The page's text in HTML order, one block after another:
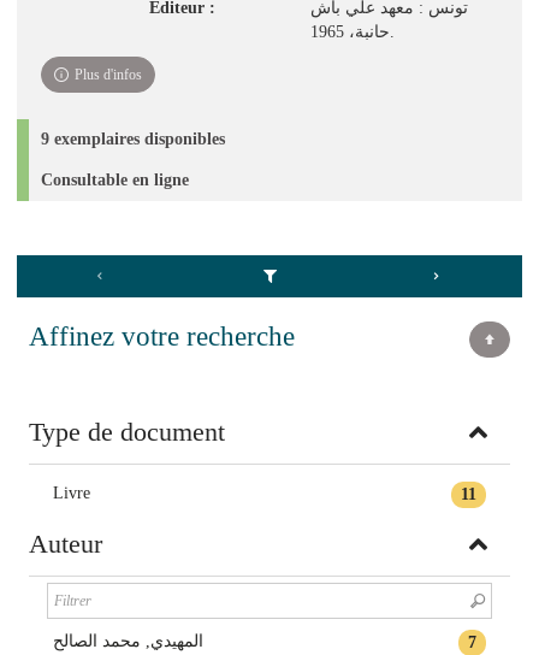
Editeur :
تونس : معهد علي باش
حانبة، 1965.
Plus d'infos
9 exemplaires disponibles
Consultable en ligne
Affinez votre recherche
Type de document
11
Livre
Auteur
7 المهيدي, محمد الصالح